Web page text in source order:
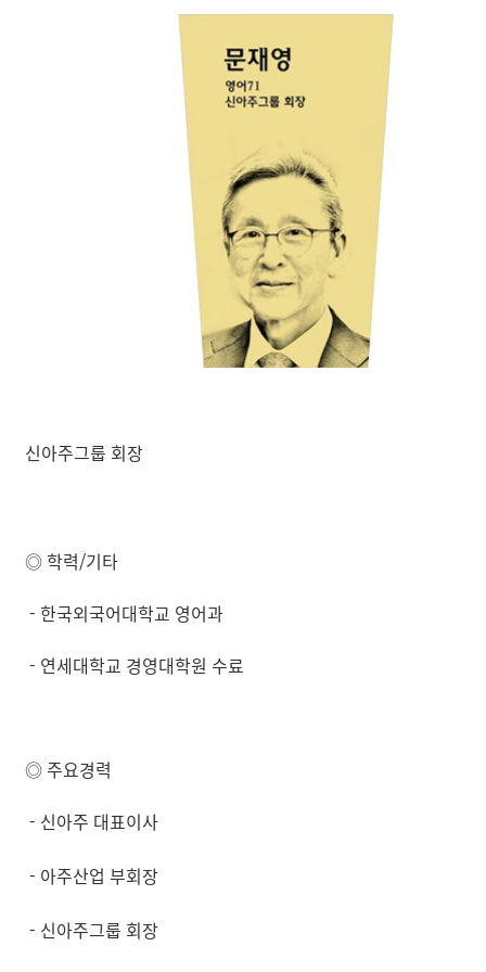
신아주그룹 회장
◎ 학력/기타
- 한국외국어대학교 영어과
- 연세대학교 경영대학원 수료
◎ 주요경력
- 신아주 대표이사
- 아주산업 부회장
- 신아주그룹 회장